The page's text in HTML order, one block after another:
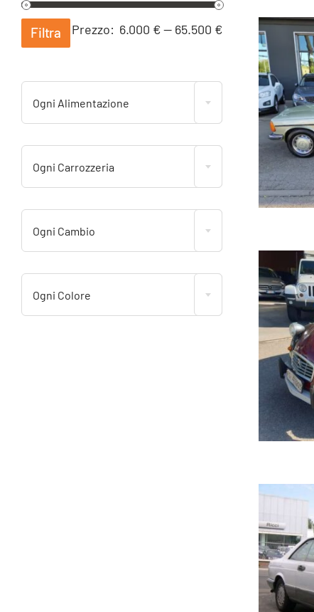
Prezzo
Prezzo
Filtra Prezzo: 6.000 €— 65.500 €
Ogni Alimentazione
Ogni Carrozzeria
Ogni Cambio
Ogni Colore